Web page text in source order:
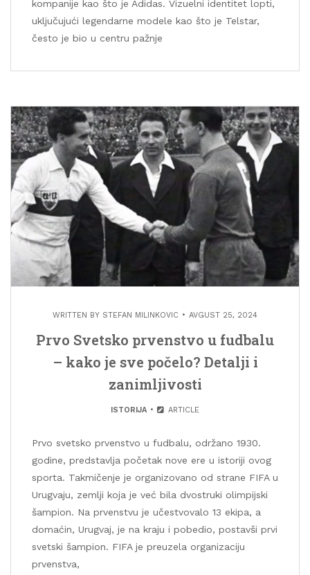
kompanije kao što je Adidas. Vizuelni identitet lopti,
uključujući legendarne modele kao što je Telstar,
često je bio u centru pažnje
WRITTEN BY STEFAN MILINKOVIC AVGUST 25, 2024
Prvo Svetsko prvenstvo u fudbalu
– kako je sve počelo? Detalji i
zanimljivosti
ISTORIJA ARTICLE
Prvo svetsko prvenstvo u fudbalu, održano 1930.
godine, predstavlja početak nove ere u istoriji ovog
sporta. Takmičenje je organizovano od strane FIFA u
Urugvaju, zemlji koja je već bila dvostruki olimpijski
šampion. Na prvenstvu je učestvovalo 13 ekipa, a
domaćin, Urugvaj, je na kraju i pobedio, postavši prvi
svetski šampion. FIFA je preuzela organizaciju
prvenstva,